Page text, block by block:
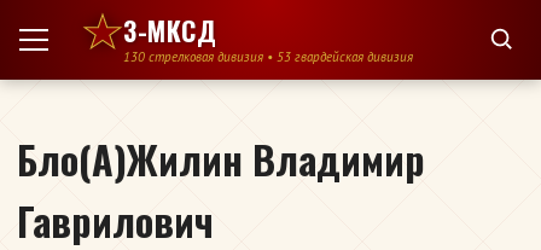
Перейти к содержимому
3-МКСД
130 стрелковая дивизия • 53 гвардейская дивизия
Бло(А)Жилин Владимир
Гаврилович